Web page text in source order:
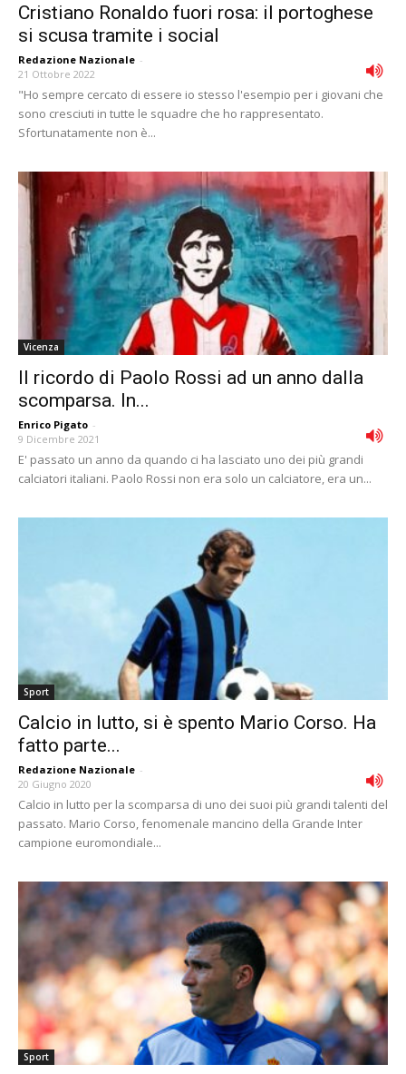
Cristiano Ronaldo fuori rosa: il portoghese
si scusa tramite i social
Redazione Nazionale -
21 Ottobre 2022
"Ho sempre cercato di essere io stesso l'esempio per i giovani che
sono cresciuti in tutte le squadre che ho rappresentato.
Sfortunatamente non è...
Vicenza
Il ricordo di Paolo Rossi ad un anno dalla
scomparsa. In...
Enrico Pigato -
9 Dicembre 2021
E' passato un anno da quando ci ha lasciato uno dei più grandi
calciatori italiani. Paolo Rossi non era solo un calciatore, era un...
Sport
Calcio in lutto, si è spento Mario Corso. Ha
fatto parte...
Redazione Nazionale -
20 Giugno 2020
Calcio in lutto per la scomparsa di uno dei suoi più grandi talenti del
passato. Mario Corso, fenomenale mancino della Grande Inter
campione euromondiale...
Sport